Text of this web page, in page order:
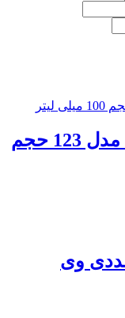
کرم محافظ پای کودک ماستلا مدل 123 حجم